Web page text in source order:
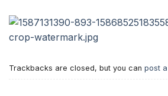
Trackbacks are closed, but you can post